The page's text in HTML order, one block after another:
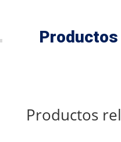
Productos
Productos